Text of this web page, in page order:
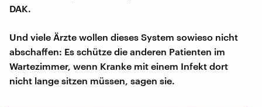
DAK.
Und viele Ärzte wollen dieses System sowieso nicht
abschaffen: Es schütze die anderen Patienten im
Wartezimmer, wenn Kranke mit einem Infekt dort
nicht lange sitzen müssen, sagen sie.